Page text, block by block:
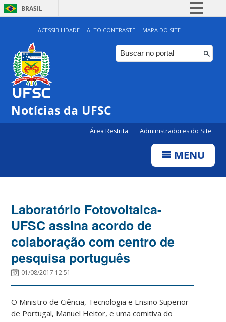
BRASIL
Simplifique!
Comunica BR
Participe
ACESSIBILIDADE ALTO CONTRASTE MAPA DO SITE
Notícias da UFSC
Área Restrita Administradores do Site
MENU
Laboratório Fotovoltaica-
UFSC assina acordo de
colaboração com centro de
pesquisa português
01/08/2017 12:51
O Ministro de Ciência, Tecnologia e Ensino Superior
de Portugal, Manuel Heitor, e uma comitiva do